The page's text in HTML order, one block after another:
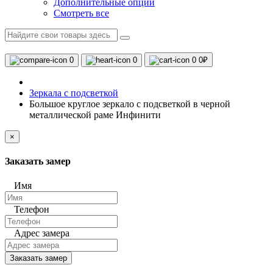
Дополнительные опции
Смотреть все
0 0 0 0₽
Зеркала с подсветкой
Большое круглое зеркало с подсветкой в черной
металлической раме Инфинити
×
Заказать замер
Имя
Телефон
Адрес замера
Заказать замер